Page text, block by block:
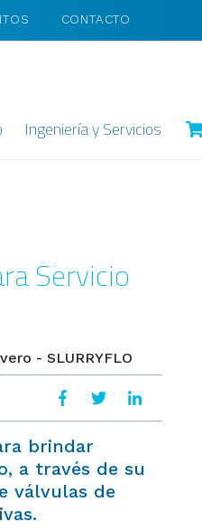
CONTACTO
Ingeniería y Servicios
Servicio
brindar
a través de su
válvulas de